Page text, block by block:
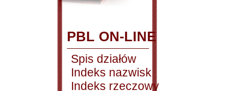
PBL ON-LINE
Spis działów
Indeks nazwisk
Indeks rzeczowy